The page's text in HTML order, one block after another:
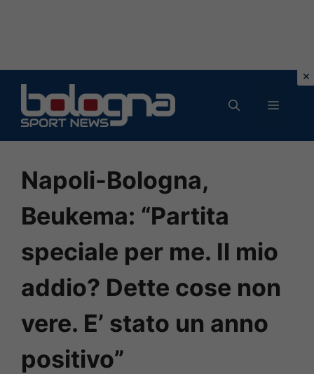
contenuto
MENU
Napoli-Bologna,
Beukema: “Partita
speciale per me. Il mio
addio? Dette cose non
vere. E’ stato un anno
positivo”